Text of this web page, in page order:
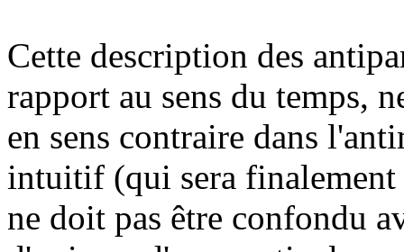
Cette description des
rapport au sens du temps,
en sens contraire dans
intuitif (qui sera
ne doit pas être confondu